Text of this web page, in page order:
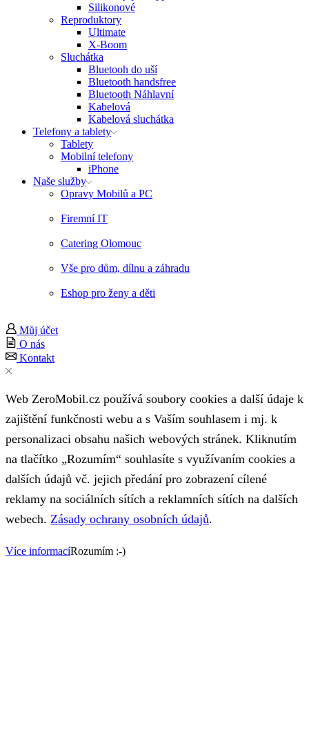
Silikonové
Reproduktory
Ultimate
X-Boom
Sluchátka
Bluetooh do uší
Bluetooth handsfree
Bluetooth Náhlavní
Kabelová
Kabelová sluchátka
Telefony a tablety
Tablety
Mobilní telefony
iPhone
Naše služby
Opravy Mobilů a PC
Firemní IT
Catering Olomouc
Vše pro dům, dílnu a záhradu
Eshop pro ženy a děti
Můj účet
O nás
Kontakt
Web ZeroMobil.cz používá soubory cookies a další údaje k
zajištění funkčnosti webu a s Vaším souhlasem i mj. k
personalizaci obsahu našich webových stránek. Kliknutím
na tlačítko „Rozumím“ souhlasíte s využívaním cookies a
dalších údajů vč. jejich předání pro zobrazení cílené
reklamy na sociálních sítích a reklamních sítích na dalších
webech. Zásady ochrany osobních údajů.
Více informacíRozumím :-)